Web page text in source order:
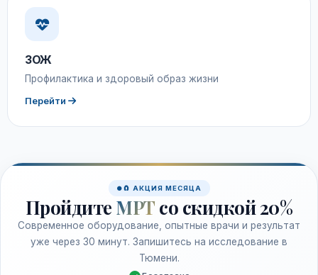
ЗОЖ
Профилактика и здоровый образ жизни
Перейти
🧲 АКЦИЯ МЕСЯЦА
Пройдите МРТ со скидкой 20%
Современное оборудование, опытные врачи и результат
уже через 30 минут. Запишитесь на исследование в
Тюмени.